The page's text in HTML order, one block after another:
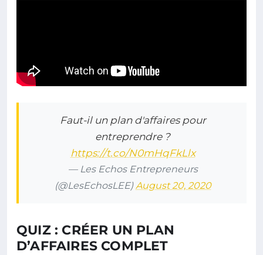
Faut-il un plan d'affaires pour
entreprendre ?
https://t.co/N0mHqFkLlx
— Les Echos Entrepreneurs
(@LesEchosLEE)August 20, 2020
QUIZ : CRÉER UN PLAN
D’AFFAIRES COMPLET